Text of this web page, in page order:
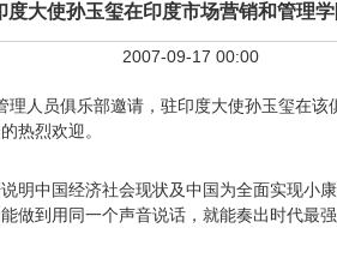
度大使孙玉玺在印度市场营销和管理
2007-09-17 00:00
员俱乐部邀请，驻印度大使孙玉玺在该
热烈欢迎。
中国经济社会现状及中国为全面实现小
做到用同一个声音说话，就能奏出时代最